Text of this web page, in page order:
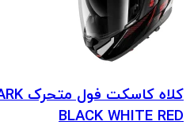
BLACK WHITE RED